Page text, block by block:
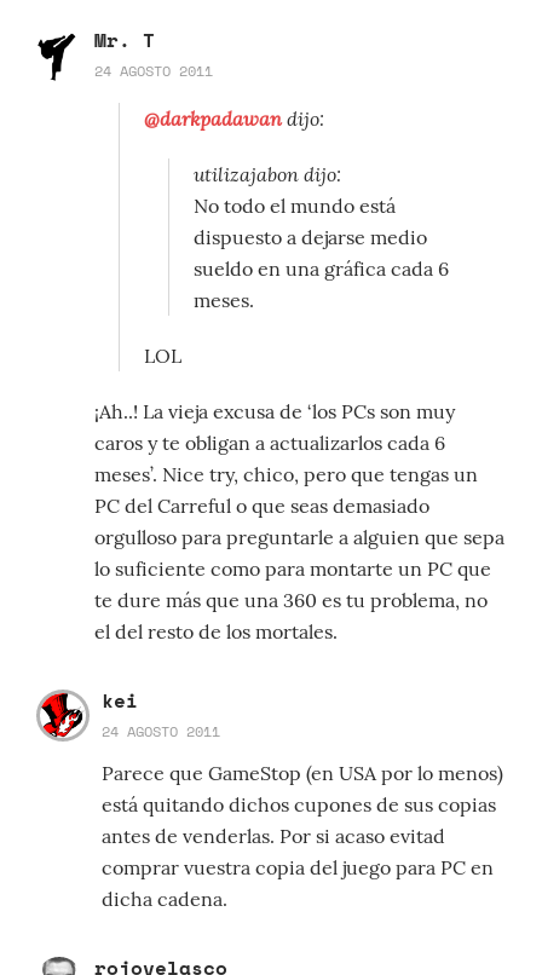
Mr. T
24 AGOSTO 2011
@darkpadawandijo:
utilizajabon dijo:
No todo el mundo está
dispuesto a dejarse medio
sueldo en una gráfica cada 6
meses.
LOL
¡Ah..! La vieja excusa de ‘los PCs son muy
caros y te obligan a actualizarlos cada 6
meses’. Nice try, chico, pero que tengas un
PC del Carreful o que seas demasiado
orgulloso para preguntarle a alguien que sepa
lo suficiente como para montarte un PC que
te dure más que una 360 es tu problema, no
el del resto de los mortales.
kei
24 AGOSTO 2011
Parece que GameStop (en USA por lo menos)
está quitando dichos cupones de sus copias
antes de venderlas. Por si acaso evitad
comprar vuestra copia del juego para PC en
dicha cadena.
rojovelasco